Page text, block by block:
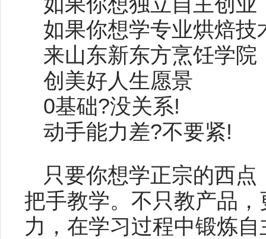
如果你想学专业烘焙技
来山东新东方烹饪学院
创美好人生愿景
0基础?没关系!
动手能力差?不要紧!
只要你想学正宗的西
把手教学。不只教产品
力，在学习过程中锻炼